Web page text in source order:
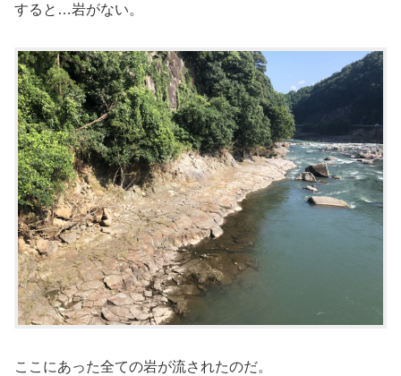
すると…岩がない。
ここにあった全ての岩が流されたのだ。